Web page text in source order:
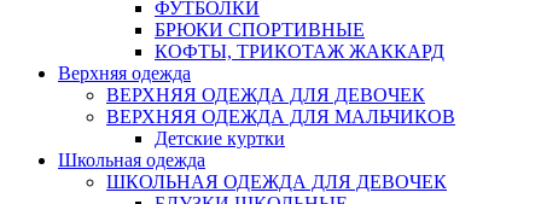
ФУТБОЛКИ
БРЮКИ СПОРТИВНЫЕ
КОФТЫ, ТРИКОТАЖ ЖАККАРД
Верхняя одежда
ВЕРХНЯЯ ОДЕЖДА ДЛЯ ДЕВОЧЕК
ВЕРХНЯЯ ОДЕЖДА ДЛЯ МАЛЬЧИКОВ
Детские куртки
Школьная одежда
ШКОЛЬНАЯ ОДЕЖДА ДЛЯ ДЕВОЧЕК